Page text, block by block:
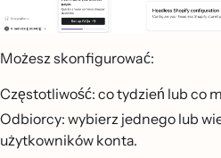
Możesz skonfigurować:
Częstotliwość: co tydzień lub co
Odbiorcy: wybierz jednego lub
użytkowników konta.